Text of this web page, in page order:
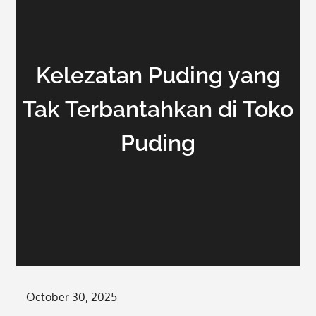
Kelezatan Puding yang
Tak Terbantahkan di Toko
Puding
Posted
October 30, 2025